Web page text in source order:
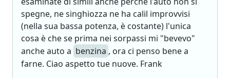
spegne, ne singhiozza ne ha calil improvvisi
(nella sua bassa potenza, è costante) l'unica
cosa è che se prima nei sorpassi mi "bevevo"
anche auto a benzina , ora ci penso bene a
farne. Ciao aspetto tue nuove. Frank